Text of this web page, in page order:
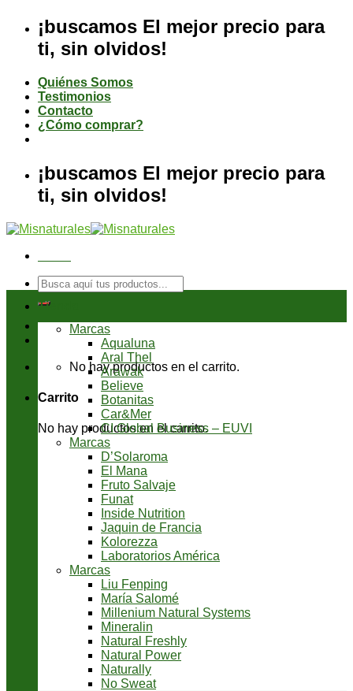
contenido
¡buscamos El mejor precio para
ti, sin olvidos!
Quiénes Somos
Testimonios
Contacto
¿Cómo comprar?
¡buscamos El mejor precio para
ti, sin olvidos!
Buscar
por:
No hay productos en el carrito.
Carrito
No hay productos en el carrito.
Tienda
Marcas
Aqualuna
Aral Thel
Arawak
Believe
Botanitas
Car&Mer
CI Global Business – EUVI
Marcas
D’Solaroma
El Mana
Fruto Salvaje
Funat
Inside Nutrition
Jaquin de Francia
Kolorezza
Laboratorios América
Marcas
Liu Fenping
María Salomé
Millenium Natural Systems
Mineralin
Natural Freshly
Natural Power
Naturally
No Sweat